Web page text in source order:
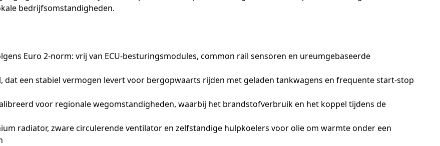
bedrijfsomstandigheden.
Euro 2-norm: vrij van ECU-besturingsmodules, common rail sensoren en ureumgebaseerde
dat een stabiel vermogen levert voor bergopwaarts rijden met geladen tankwagens en frequente start-stop
voor regionale wegomstandigheden, waarbij het brandstofverbruik en het koppel tijdens de
radiator, zware circulerende ventilator en zelfstandige hulpkoelers voor olie om warmte onder een